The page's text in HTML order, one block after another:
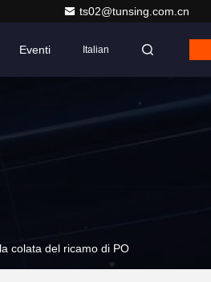
ts02@tunsing.com.cn
Eventi Italian
colata del ricamo di PO